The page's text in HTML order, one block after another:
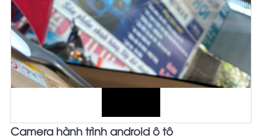
Camera hành trình android ô tô